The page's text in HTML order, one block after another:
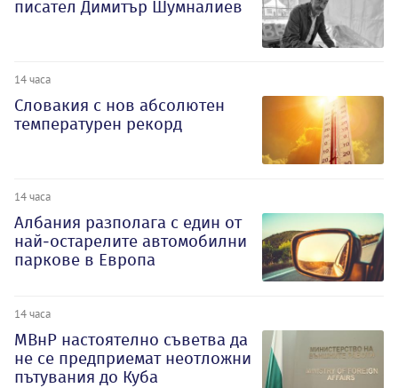
писател Димитър Шумналиев
14 часа
Словакия с нов абсолютен
температурен рекорд
14 часа
Албания разполага с един от
най-остарелите автомобилни
паркове в Европа
14 часа
МВнР настоятелно съветва да
не се предприемат неотложни
пътувания до Куба